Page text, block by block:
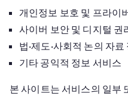
개인정보 보호 및 프라이
사이버 보안 및 디지털 권
법·제도·사회적 논의 자료
기타 공익적 정보 서비스
본 사이트는 서비스의 일부